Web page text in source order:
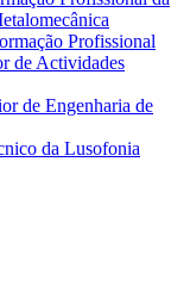
Profissional
de Actividades
de Engenharia de
da Lusofonia